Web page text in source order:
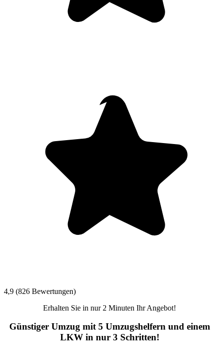
4,9 (826 Bewertungen)
Erhalten Sie in nur 2 Minuten Ihr Angebot!
Günstiger Umzug mit 5 Umzugshelfern und einem
LKW in nur 3 Schritten!